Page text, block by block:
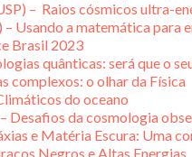
– Raios cósmicos ultra-
Usando a matemática para
Brasil 2023
quânticas: será que o
complexos: o olhar da Física
do oceano
Desafios da cosmologia
e Matéria Escura: Uma
Negros e Altas Energias